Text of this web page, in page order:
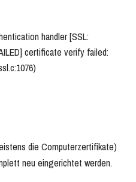
handler [SSL:
certificate verify failed:
die Computerzertifikate)
neu eingerichtet werden.